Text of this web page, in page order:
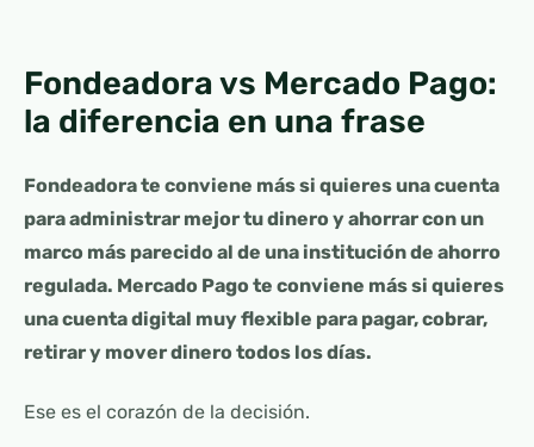
Fondeadora vs Mercado Pago:
la diferencia en una frase
Fondeadora te conviene más si quieres una cuenta
para administrar mejor tu dinero y ahorrar con un
marco más parecido al de una institución de ahorro
regulada. Mercado Pago te conviene más si quieres
una cuenta digital muy flexible para pagar, cobrar,
retirar y mover dinero todos los días.
Ese es el corazón de la decisión.